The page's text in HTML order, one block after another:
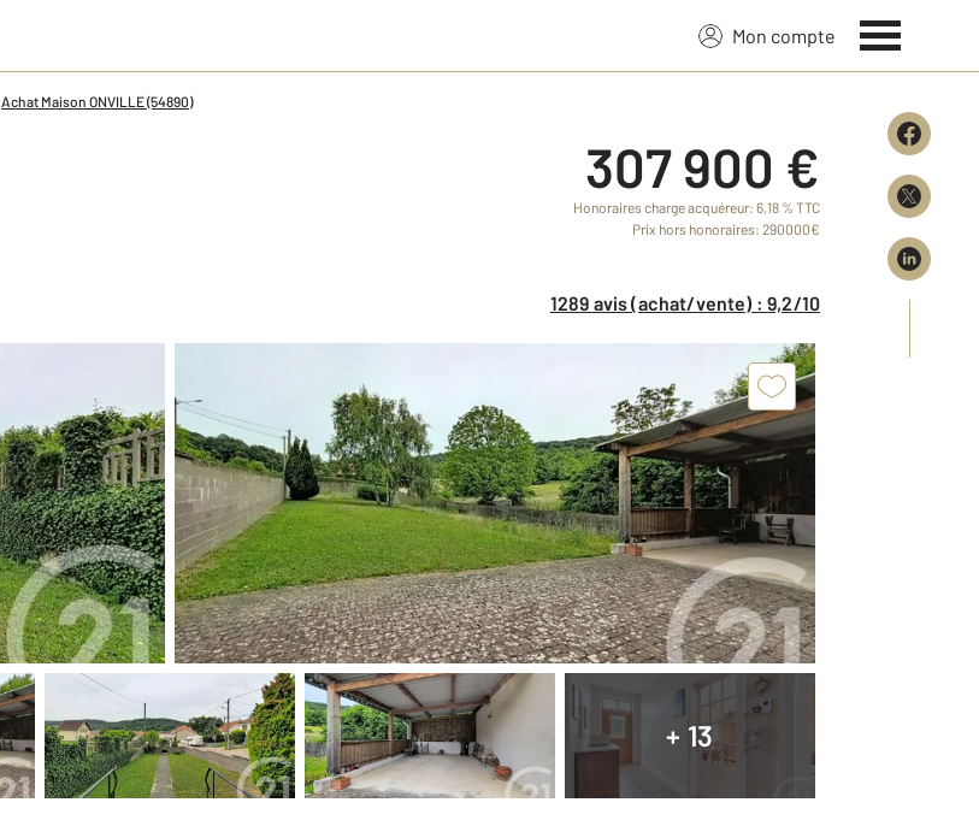
Mon compte
Achat Maison ONVILLE (54890)
307 900 €
Honoraires charge acquéreur: 6,18 % TTC
Prix hors honoraires: 290000€
1289 avis (achat/vente) : 9,2/10
+ 13